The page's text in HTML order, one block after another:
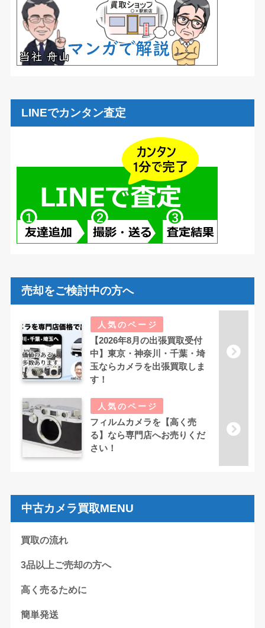
LINEでカンタン査定
売却をご検討中の方へ
【2026年8月の出張買取受付
中】東京・神奈川・千葉・埼
玉ならカメラを出張買取しま
す！
フィルムカメラを【高く売
る】なら専門店へお売りくだ
さい！
中古カメラ買取MENU
買取の流れ
3品以上ご売却の方へ
高く売るために
簡単発送